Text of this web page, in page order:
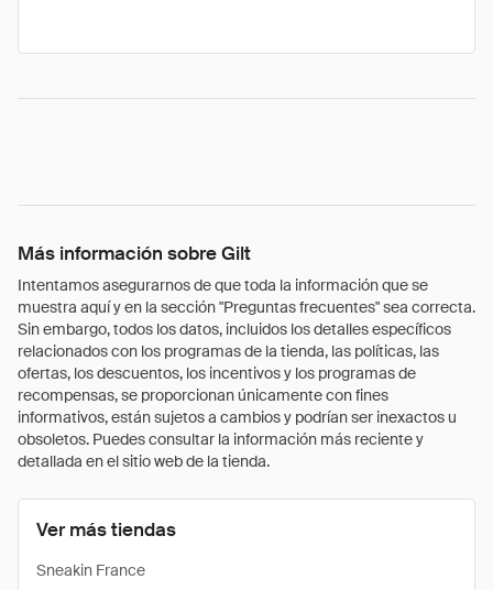
Más información sobre Gilt
Intentamos asegurarnos de que toda la información que se
muestra aquí y en la sección "Preguntas frecuentes" sea correcta.
Sin embargo, todos los datos, incluidos los detalles específicos
relacionados con los programas de la tienda, las políticas, las
ofertas, los descuentos, los incentivos y los programas de
recompensas, se proporcionan únicamente con fines
informativos, están sujetos a cambios y podrían ser inexactos u
obsoletos. Puedes consultar la información más reciente y
detallada en el sitio web de la tienda.
Ver más tiendas
Sneakin France